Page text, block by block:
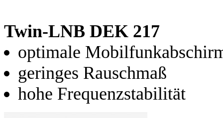
Twin-LNB DEK 217
optimale
geringes Rauschmaß
hohe Frequenzstabilität